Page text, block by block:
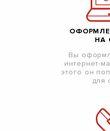
НА
Вы
интернет-
этого он
для